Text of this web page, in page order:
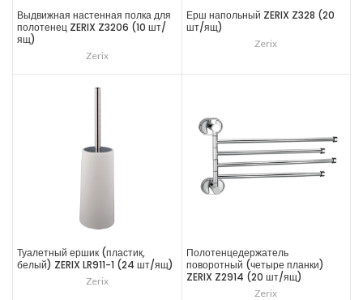
Выдвижная настенная полка для
полотенец ZERIX Z3206 (10 шт/
ящ)
Zerix
Ерш напольный ZERIX Z328 (20
шт/ящ)
Zerix
Туалетный ершик (пластик,
белый) ZERIX LR911-1 (24 шт/ящ)
Zerix
Полотенцедержатель
поворотный (четыре планки)
ZERIX Z2914 (20 шт/ящ)
Zerix